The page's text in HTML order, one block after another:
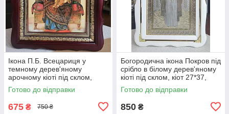
Ікона П.Б. Всецариця у
темному дерев'яному
арочному кіоті під склом,
розмір 26*23, сюжет 15*18.
Готово до відправки
675 ₴ 750 ₴
Богородична ікона Покров під
срібло в білому дерев'яному
кіоті під склом, кіот 27*37,
розмір сюжету 20*30.
Готово до відправки
850 ₴